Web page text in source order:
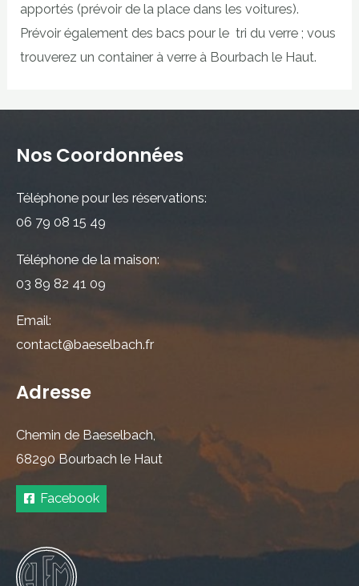
apportés (prévoir de la place dans les voitures).
Prévoir également des bacs pour le tri du verre ; vous
trouverez un container à verre à Bourbach le Haut.
Nos Coordonnées
Téléphone pour les réservations:
06 79 08 15 49
Téléphone de la maison:
03 89 82 41 09
Email:
contact@baeselbach.fr
Adresse
Chemin de Baeselbach,
68290 Bourbach le Haut
Facebook